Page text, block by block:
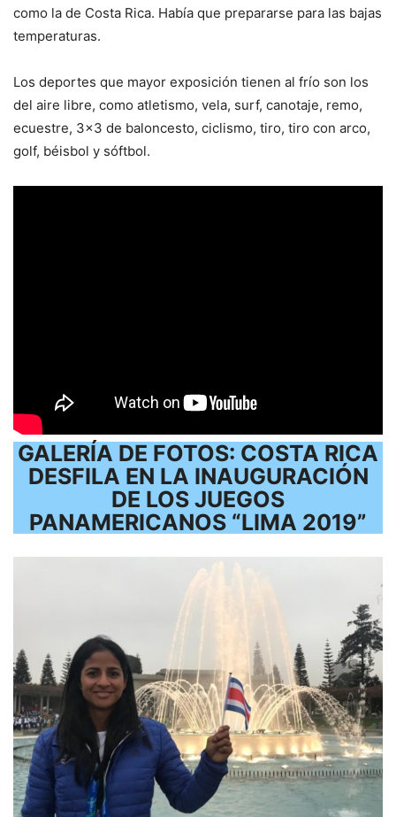
como la de Costa Rica. Había que prepararse para las bajas
temperaturas.
Los deportes que mayor exposición tienen al frío son los
del aire libre, como atletismo, vela, surf, canotaje, remo,
ecuestre, 3×3 de baloncesto, ciclismo, tiro, tiro con arco,
golf, béisbol y sóftbol.
GALERÍA DE FOTOS: COSTA RICA
DESFILA EN LA INAUGURACIÓN
DE LOS JUEGOS
PANAMERICANOS “LIMA 2019”